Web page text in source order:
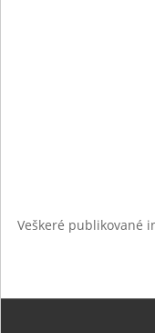
Veškeré publikované